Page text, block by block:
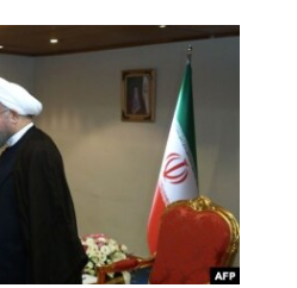
STANDARTLARIMIZ